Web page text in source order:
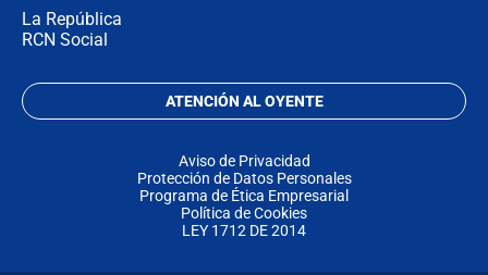
La República
RCN Social
ATENCIÓN AL OYENTE
Aviso de Privacidad
Protección de Datos Personales
Programa de Ética Empresarial
Política de Cookies
LEY 1712 DE 2014